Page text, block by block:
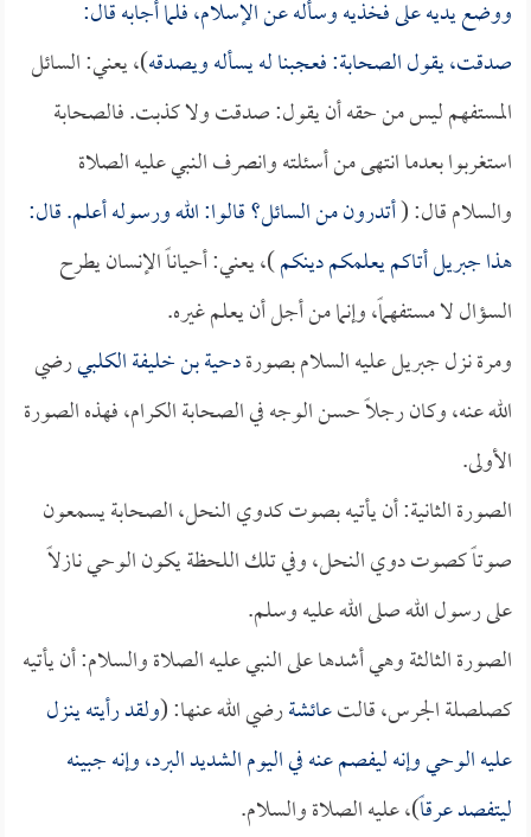
ووضع يديه على فخذيه وسأله عن الإسلام، فلما أجابه قال:
صدقت، يقول الصحابة: فعجبنا له يسأله ويصدقه)، يعني: السائل
المستفهم ليس من حقه أن يقول: صدقت ولا كذبت. فالصحابة
استغربوا بعدما انتهى من أسئلته وانصرف النبي عليه الصلاة
والسلام قال: (أتدرون من السائل؟ قالوا: الله ورسوله أعلم. قال:
هذا جبريل أتاكم يعلمكم دينكم)، يعني: أحياناً الإنسان يطرح
السؤال لا مستفهماً، وإنما من أجل أن يعلم غيره.
ومرة نزل جبريل عليه السلام بصورةدحية بن خليفة الكلبيرضي
الله عنه، وكان رجلاً حسن الوجه في الصحابة الكرام، فهذه الصورة
الأولى.
الصورة الثانية: أن يأتيه بصوت كدوي النحل، الصحابة يسمعون
صوتاً كصوت دوي النحل، وفي تلك اللحظة يكون الوحي نازلاً
على رسول الله صلى الله عليه وسلم.
الصورة الثالثة وهي أشدها على النبي عليه الصلاة والسلام: أن يأتيه
كصلصلة الجرس، قالتعائشةرضي الله عنها: (ولقد رأيته ينزل
عليه الوحي وإنه ليفصم عنه في اليوم الشديد البرد، وإنه جبينه
ليتفصد عرقاً)، عليه الصلاة والسلام.